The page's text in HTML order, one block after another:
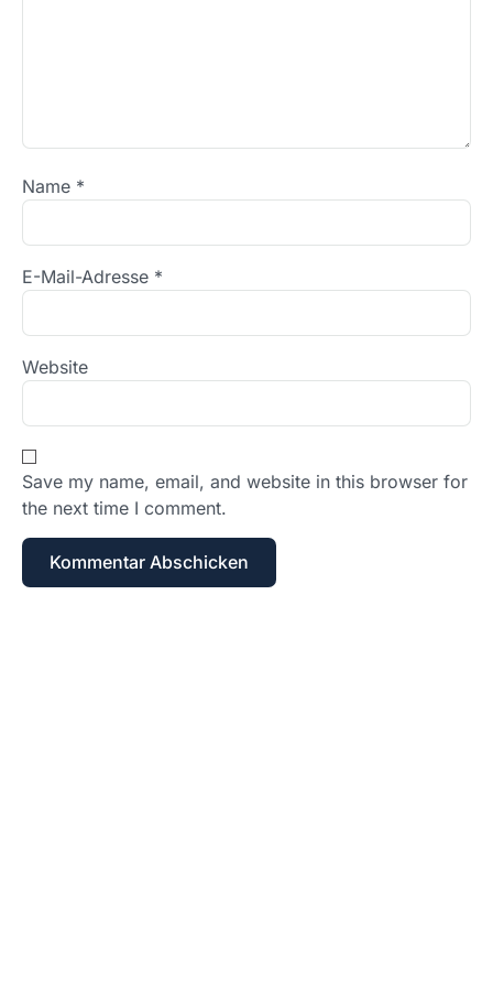
Name *
E-Mail-Adresse *
Website
Save my name, email, and website in this browser for
the next time I comment.